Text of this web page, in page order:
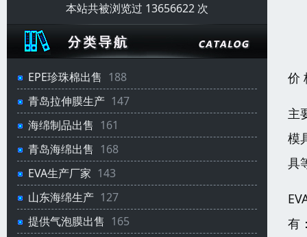
本站共被浏览过 13656622 次
EPE珍珠棉出售 188
青岛拉伸膜生产 147
海绵制品出售 161
青岛海绵出售 168
EVA生产厂家 143
山东海绵生产 127
提供气泡膜出售 165
价
主
模
具
有